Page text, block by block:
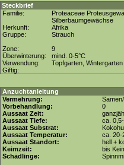
Steckbrief
Familie:
Proteaceae
Silberbaumgewächse
Herkunft:
Afrika
Gruppe:
Strauch
Zone:
9
Überwinterung:
mind. 0-5°C
Verwendung:
Topfgarten, Wintergarten
Giftig:
Anzuchtanleitung
Vermehrung:
Vorbehandlung:
0
Aussaat Zeit:
Aussaat Tiefe:
ca.
Aussaat Substrat:
Aussaat Temperatur:
ca. 20-
Aussaat Standort:
hell +
Keimzeit:
bis
Schädlinge: